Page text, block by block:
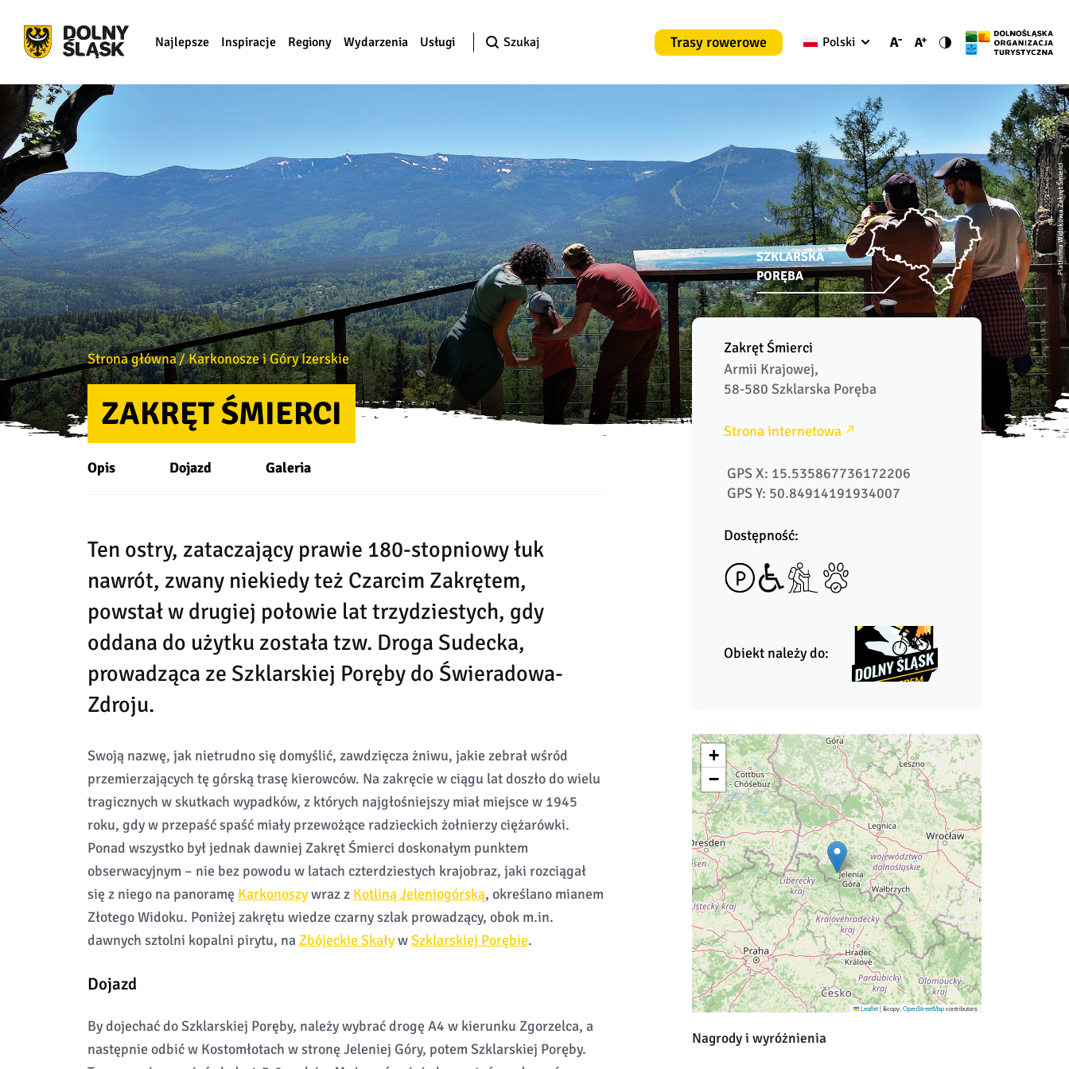
Najlepsze Inspiracje Regiony Wydarzenia Usługi Szukaj Trasy rowerowe Polski
Platforma Widokowa Zakręt Śmierci
Strona główna Karkonosze i Góry Izerskie
ZAKRĘT ŚMIERCI
SZKLARSKA
PORĘBA
Opis Dojazd Galeria
Ten ostry, zataczający prawie 180-stopniowy łuk
nawrót, zwany niekiedy też Czarcim Zakrętem,
powstał w drugiej połowie lat trzydziestych, gdy
oddana do użytku została tzw. Droga Sudecka,
prowadząca ze Szklarskiej Poręby do Świeradowa-
Zdroju.
Swoją nazwę, jak nietrudno się domyślić, zawdzięcza żniwu, jakie zebrał wśród
przemierzających tę górską trasę kierowców. Na zakręcie w ciągu lat doszło do wielu
tragicznych w skutkach wypadków, z których najgłośniejszy miał miejsce w 1945
roku, gdy w przepaść spaść miały przewożące radzieckich żołnierzy ciężarówki.
Ponad wszystko był jednak dawniej Zakręt Śmierci doskonałym punktem
obserwacyjnym – nie bez powodu w latach czterdziestych krajobraz, jaki rozciągał
się z niego na panoramę Karkonoszywraz z Kotliną Jeleniogórską, określano mianem
Złotego Widoku. Poniżej zakrętu wiedze czarny szlak prowadzący, obok m.in.
dawnych sztolni kopalni pirytu, na Zbójeckie SkaływSzklarskiej Porębie.
Dojazd
By dojechać do Szklarskiej Poręby, należy wybrać drogę A4 w kierunku Zgorzelca, a
następnie odbić w Kostomłotach w stronę Jeleniej Góry, potem Szklarskiej Poręby.
Zakręt Śmierci
Armii Krajowej,
Strona internetowa
GPS X: 15.535867736172206
GPS Y: 50.84914191934007
Dostępność:
Obiekt należy do:
+
−
Leaflet |&copy;OpenStreetMapcontributors
Nagrody i wyróżnienia